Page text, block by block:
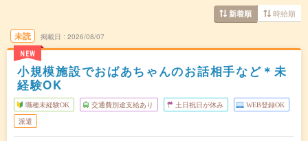
新着順 時給順
未読
NEW
掲載日 2026/08/07
小規模施設でおばあちゃんのお話相手など＊未
経験OK
職種未経験OK 交通費別途支給あり 土日祝日が休み WEB登録OK
派遣